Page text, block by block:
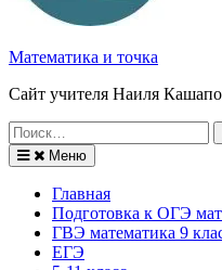
Математика и точка
Сайт учителя Наиля
Поиск
по:
Меню
Главная
Подготовка к ОГЭ
ГВЭ математика 9
ЕГЭ